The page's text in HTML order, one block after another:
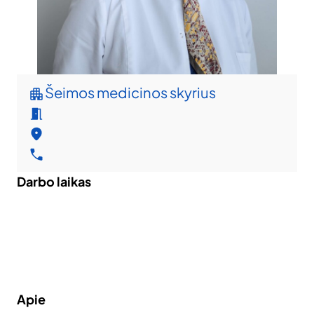
Šeimos medicinos skyrius
Darbo laikas
Apie